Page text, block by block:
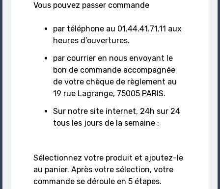
Vous pouvez passer commande
par téléphone au 01.44.41.71.11 aux
heures d’ouvertures.
par courrier en nous envoyant le
bon de commande accompagnée
de votre chèque de règlement au
19 rue Lagrange, 75005 PARIS.
Sur notre site internet, 24h sur 24
tous les jours de la semaine :
Sélectionnez votre produit et ajoutez-le
au panier. Après votre sélection, votre
commande se déroule en 5 étapes.